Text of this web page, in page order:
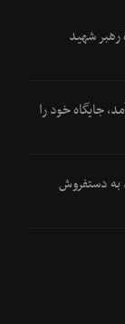
رهبر شهید
درآمد، جایگاه خود را
به دستفروش